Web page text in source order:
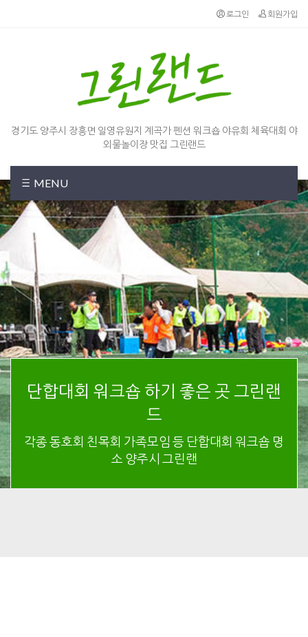
로그인 회원가입
경기도 양주시 장흥면 일영유원지 계곡가 펜션 워크숍 야유회 체육대회 야
외물놀이장 맛집 그린랜드
MENU
단합대회 워크숍 하기 좋은 곳 그린랜
드
각종 동호회 친목회 가족모임 등 단합대회 워크숍 명
소 양주시 그린랜